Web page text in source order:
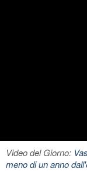
Video del Giorno:
meno di un anno